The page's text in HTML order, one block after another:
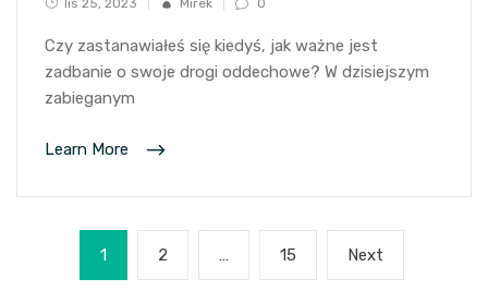
Czy zastanawiałeś się kiedyś, jak ważne jest
zadbanie o swoje drogi oddechowe? W dzisiejszym
zabieganym
Learn More
Stronicowanie
wpisów
Page
1 Page
2 … Page
15 NextNext
page